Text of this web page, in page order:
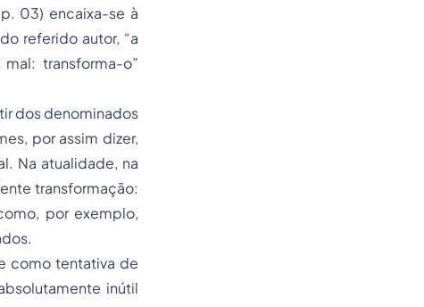
03) encaixa-se à
referido autor, “a
transforma-o”
dos denominados
por assim dizer,
Na atualidade, na
transformação:
por exemplo,
como tentativa de
inútil